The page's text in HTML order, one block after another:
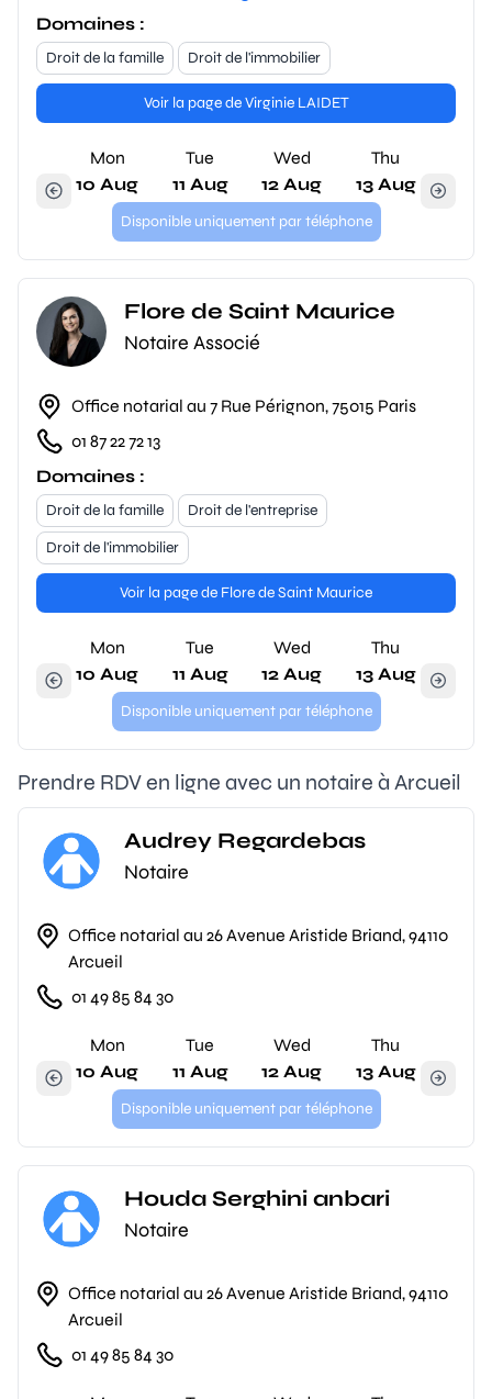
Domaines :
Droit de la famille Droit de l'immobilier
Voir la page de Virginie LAIDET
Mon
10 Aug
Tue
11 Aug
Wed
12 Aug
Thu
13 Aug
Disponible uniquement par téléphone
Flore de Saint Maurice
Notaire Associé
Office notarial au 7 Rue Pérignon, 75015 Paris
01 87 22 72 13
Domaines :
Droit de la famille
Droit de l'entreprise
Droit de l'immobilier
Voir la page de Flore de Saint Maurice
Mon
10 Aug
Tue
11 Aug
Wed
12 Aug
Thu
13 Aug
Disponible uniquement par téléphone
Prendre RDV en ligne avec un notaire à Arcueil
Audrey Regardebas
Notaire
Office notarial au 26 Avenue Aristide Briand, 94110
Arcueil
01 49 85 84 30
Mon
10 Aug
Tue
11 Aug
Wed
12 Aug
Thu
13 Aug
Disponible uniquement par téléphone
Houda Serghini anbari
Notaire
Office notarial au 26 Avenue Aristide Briand, 94110
Arcueil
01 49 85 84 30